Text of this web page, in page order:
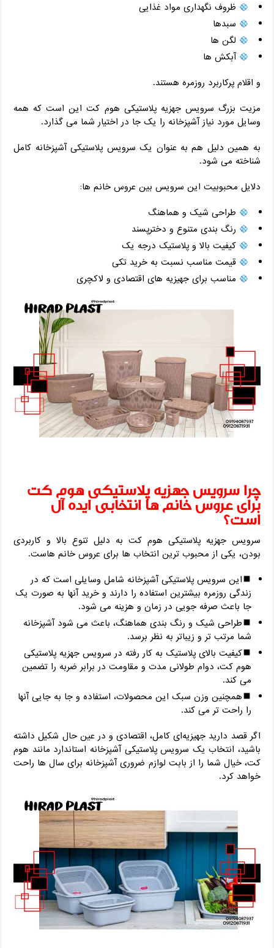
ظروف نگهداری مواد غذایی
سبدها
لگن ‌ها
آبکش‌ ها
و اقلام پرکاربرد روزمره هستند.
مزیت بزرگ سرویس جهزیه پلاستیکی هوم کت این است که همه
وسایل مورد نیاز آشپزخانه را یک ‌جا در اختیار شما می‌ گذارد.
به همین دلیل هم به‌ عنوان یک سرویس پلاستیکی آشپزخانه کامل
شناخته می‌ شود.
دلایل محبوبیت این سرویس بین عروس ‌خانم ‌ها:
طراحی شیک و هماهنگ
رنگ‌ بندی متنوع و دخترپسند
کیفیت بالا و پلاستیک درجه یک
قیمت مناسب نسبت به خرید تکی
مناسب برای جهیزیه ‌های اقتصادی و لاکچری
چرا سرویس جهزیه پلاستیکی هوم کت
برای عروس ‌خانم‌ ها انتخابی ایده ‌آل
است؟
سرویس جهزیه پلاستیکی هوم کت به‌ دلیل تنوع بالا و کاربردی
بودن، یکی از محبوب‌ ترین انتخاب ‌ها برای عروس ‌خانم ‌هاست.
این سرویس پلاستیکی آشپزخانه شامل وسایلی است که در
زندگی روزمره بیشترین استفاده را دارند و خرید آنها به‌ صورت یک
جا باعث صرفه جویی در زمان و هزینه می ‌شود.
طراحی شیک و رنگ ‌بندی هماهنگ، باعث می‌ شود آشپزخانه
شما مرتب‌ تر و زیباتر به نظر برسد.
کیفیت بالای پلاستیک به‌ کار رفته در سرویس جهزیه پلاستیکی
هوم کت، دوام طولانی ‌مدت و مقاومت در برابر ضربه را تضمین
می ‌کند.
همچنین وزن سبک این محصولات، استفاده و جا به ‌جایی آنها
را راحت تر می‌ کند.
اگر قصد دارید جهیزیه‌ای کامل، اقتصادی و در عین حال شکیل داشته
باشید، انتخاب یک سرویس پلاستیکی آشپزخانه استاندارد مانند هوم
کت، خیال شما را از بابت لوازم ضروری آشپزخانه برای سال‌ ها راحت
خواهد کرد.